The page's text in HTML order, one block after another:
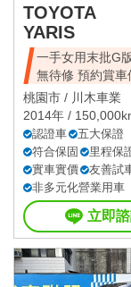
TOYOTA
YARIS
一手女用末批G
無待修 預約賞車
桃園市 / 川木車業
2014年 /
認證車
五大保證
符合保固
里程保
實車實價
友善試
非多元化營業用車
立即